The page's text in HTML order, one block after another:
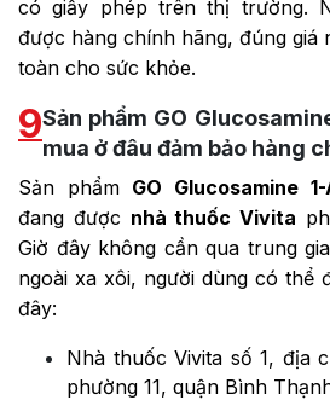
có giấy phép trên thị trường.
được hàng chính hãng, đúng giá
toàn cho sức khỏe.
9Sản phẩm GO
mua ở đâu đảm bảo hàng
Sản phẩm GO Glucosamine
đang được nhà thuốc Vivita
Giờ đây không cần qua trung
ngoài xa xôi, người dùng có thể
đây:
Nhà thuốc Vivita số 1, địa
phường 11, quận Bình